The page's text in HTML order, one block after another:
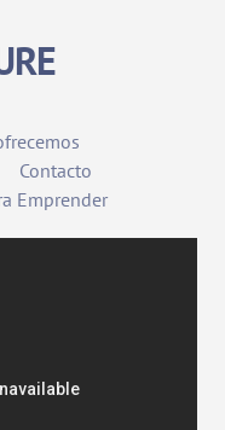
Contacto
Emprender